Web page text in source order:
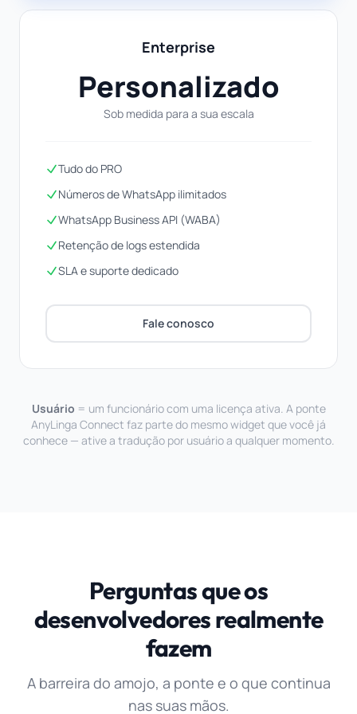
Enterprise
Personalizado
Sob medida para a sua escala
Tudo do PRO
Números de WhatsApp ilimitados
WhatsApp Business API (WABA)
Retenção de logs estendida
SLA e suporte dedicado
Fale conosco
Usuário = um funcionário com uma licença ativa. A ponte
AnyLinga Connect faz parte do mesmo widget que você já
conhece — ative a tradução por usuário a qualquer momento.
Perguntas que os
desenvolvedores realmente
fazem
A barreira do amojo, a ponte e o que continua
nas suas mãos.